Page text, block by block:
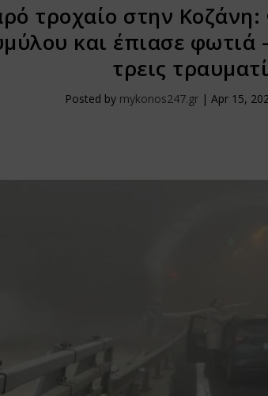
τροχαίο στην
και έπιασε φωτιά
τρεις
Posted by mykonos247.gr |Apr 15,